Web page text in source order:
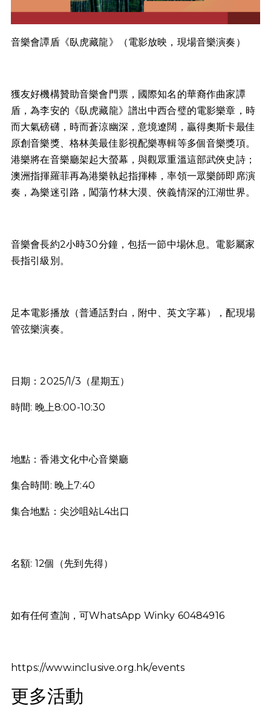
音樂會譚盾《臥虎藏龍》（電影放映，現場音樂演奏）
獲友好機構贊助音樂會門票，國際知名的華裔作曲家譚
盾，為李安的《臥虎藏龍》譜出中西合璧的電影樂章，時
而大氣磅礴，時而蒼涼幽深，意境遼闊，贏得奧斯卡最佳
原創音樂獎、格林美最佳影視配樂專輯等多個音樂獎項。
港樂將在音樂廳架起大螢幕，與觀眾重溫這部武俠史詩；
澳洲指揮羅菲再為港樂執起指揮棒，率領一眾樂師即席演
奏，為樂迷引路，闖蕩竹林大漠、俠義情深的江湖世界。
音樂會長約2小時30分鐘，包括一節中場休息。電影屬家
長指引級別。
足本電影播放（普通話對白，附中、英文字幕），配現場
管弦樂演奏。
日期：2025/1/3（星期五）
時間: 晚上8:00-10:30
地點：香港文化中心音樂廳
集合時間: 晚上7:40
集合地點：尖沙咀站L4出口
名額: 12個（先到先得）
如有任何查詢，可WhatsApp Winky 60484916
https://www.inclusive.org.hk/events
更多活動